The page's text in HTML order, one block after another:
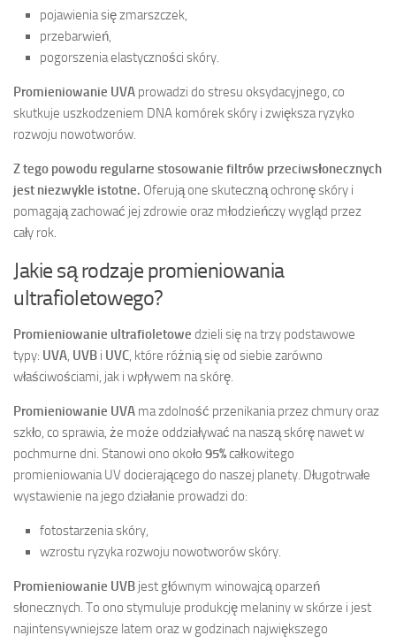
pojawienia się zmarszczek,
przebarwień,
pogorszenia elastyczności skóry.
Promieniowanie UVA prowadzi do stresu oksydacyjnego, co
skutkuje uszkodzeniem DNA komórek skóry i zwiększa ryzyko
rozwoju nowotworów.
Z tego powodu regularne stosowanie filtrów przeciwsłonecznych
jest niezwykle istotne. Oferują one skuteczną ochronę skóry i
pomagają zachować jej zdrowie oraz młodzieńczy wygląd przez
cały rok.
Jakie są rodzaje promieniowania
ultrafioletowego?
Promieniowanie ultrafioletowe dzieli się na trzy podstawowe
typy: UVA, UVB i UVC, które różnią się od siebie zarówno
właściwościami, jak i wpływem na skórę.
Promieniowanie UVA ma zdolność przenikania przez chmury oraz
szkło, co sprawia, że może oddziaływać na naszą skórę nawet w
pochmurne dni. Stanowi ono około 95%całkowitego
promieniowania UV docierającego do naszej planety. Długotrwałe
wystawienie na jego działanie prowadzi do:
fotostarzenia skóry,
wzrostu ryzyka rozwoju nowotworów skóry.
Promieniowanie UVB jest głównym winowajcą oparzeń
słonecznych. To ono stymuluje produkcję melaniny w skórze i jest
najintensywniejsze latem oraz w godzinach największego